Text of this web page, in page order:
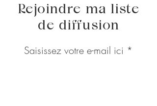
Rejoindre ma liste
de diffusion
Saisissez votre e-mail ici